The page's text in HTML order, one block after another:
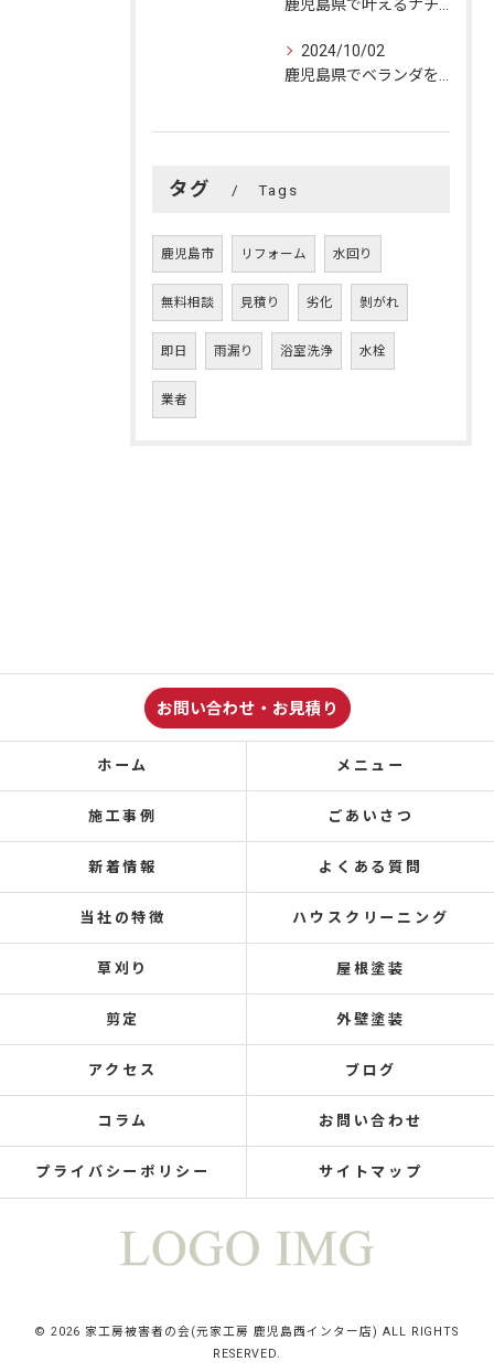
2024/10/02
タグ Tags
鹿児島市 リフォーム 水回り
無料相談 見積り 劣化 剝がれ
即日 雨漏り 浴室洗浄 水栓
業者
お問い合わせ・お見積り
ホーム メニュー
施工事例 ごあいさつ
新着情報 よくある質問
当社の特徴 ハウスクリーニング
草刈り 屋根塗装
剪定 外壁塗装
アクセス ブログ
コラム お問い合わせ
プライバシーポリシー サイトマップ
© 2026 家工房被害者の会(元家工房 鹿児島西インター店) ALL RIGHTS
RESERVED.